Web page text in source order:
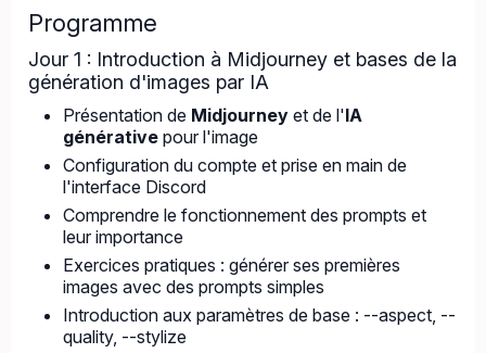
Programme
Jour 1 : Introduction à Midjourney et bases de la
génération d'images par IA
Présentation de Midjourney et de l'IA
générative pour l'image
Configuration du compte et prise en main de
l'interface Discord
Comprendre le fonctionnement des prompts et
leur importance
Exercices pratiques : générer ses premières
images avec des prompts simples
Introduction aux paramètres de base : --aspect, --
quality, --stylize